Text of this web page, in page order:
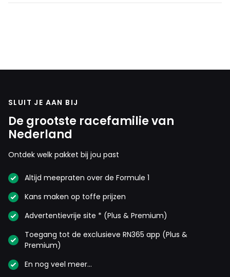
SLUIT JE AAN BIJ
De grootste racefamilie van
Nederland
Ontdek welk pakket bij jou past
Altijd meepraten over de Formule 1
Kans maken op toffe prijzen
Advertentievrije site * (Plus & Premium)
Toegang tot de exclusieve RN365 app (Plus &
Premium)
En nog veel meer…